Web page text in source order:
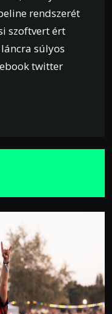
rendszerét
szoftvert ért
súlyos
twitter